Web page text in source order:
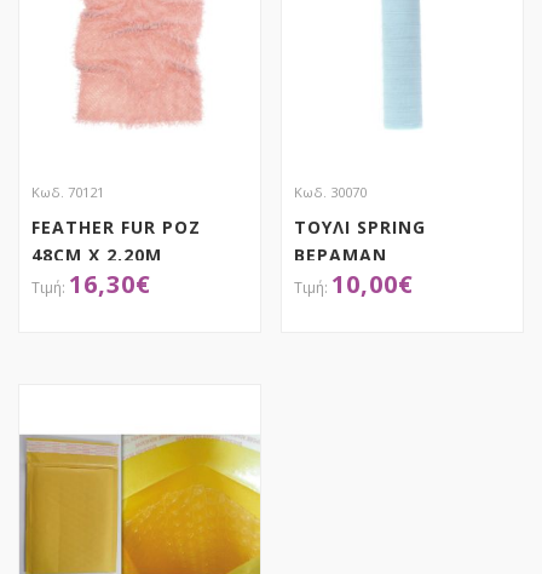
Κωδ. 70121
FEATHER FUR ΡΟΖ
48CM Χ 2,20Μ
16,30€
Κωδ. 30070
ΤΟΥΛΙ SPRING
ΒΕΡΑΜΑΝ
50CMX9.10Μ
10,00€